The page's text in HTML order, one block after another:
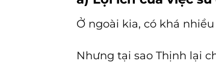
Ở ngoài kia, có khá
Nhưng tại sao Thịnh lại